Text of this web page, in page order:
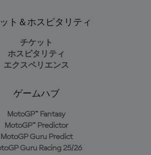
ト＆ホスピタリティ
チケット
ホスピタリティ
エクスペリエンス
ゲームハブ
MotoGP™ Fantasy
MotoGP™ Predictor
MotoGP Guru Predict
Guru Racing 25/26